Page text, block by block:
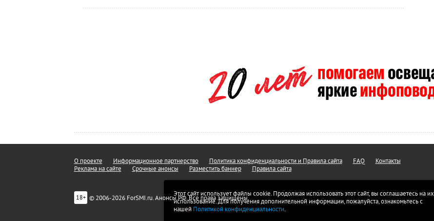
Этот сайт использует файлы cookie. Продолжая использовать этот сайт, вы соглашаетесь на их
использование. Для получения дополнительной информации, пожалуйста, ознакомьтесь с
нашей Политикой конфиденциальности.
О проекте Информационное партнерство Политика конфиденциальности и Правила сайта FAQ
Контакты
Реклама на сайте
Срочные анонсы Разместить баннер Правила сайта
18+ © 2006-2026 ForSMI.ru. Анонсы.РФ. Все права защищены.